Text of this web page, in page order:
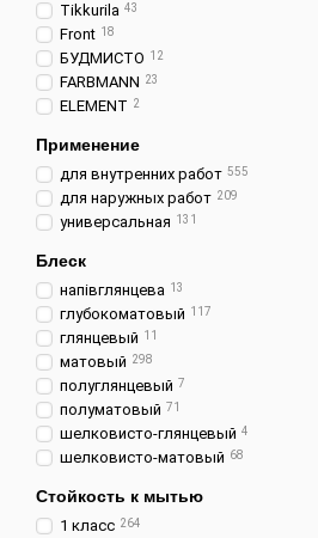
Tikkurila 43
Front 18
БУДМИСТО 12
FARBMANN 23
ELEMENT 2
Применение
для внутренних работ 555
для наружных работ 209
универсальная 131
Блеск
напівглянцева 13
глубокоматовый 117
глянцевый 11
матовый 298
полуглянцевый 7
полуматовый 71
шелковисто-глянцевый 4
шелковисто-матовый 68
Стойкость к мытью
1 класс 264